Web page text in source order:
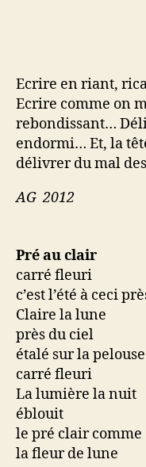
Ecrire en riant,
Ecrire comme on
rebondissant…
endormi… Et, la
délivrer du mal
AG 2012
Pré au clair
carré fleuri
c’est l’été à ceci
Claire la lune
près du ciel
étalé sur la pelouse
carré fleuri
La lumière la nuit
éblouit
le pré clair comme
la fleur de lune